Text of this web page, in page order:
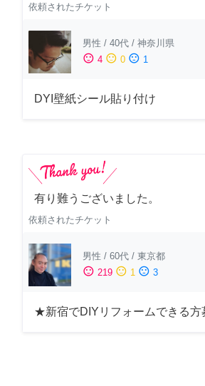
依頼されたチケット
男性 / 40代 / 神奈川県
sentiment_satisfied 4 sentiment_neutral 0 sentiment_dissatisfied 1
DYI壁紙シール貼り付け
有り難うございました。
依頼されたチケット
男性 / 60代 / 東京都
sentiment_satisfied 219 sentiment_neutral 1 sentiment_dissatisfied 3
★新宿でDIYリフォームできる